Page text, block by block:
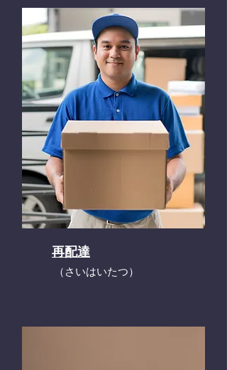
再配達
​（さいはいたつ）